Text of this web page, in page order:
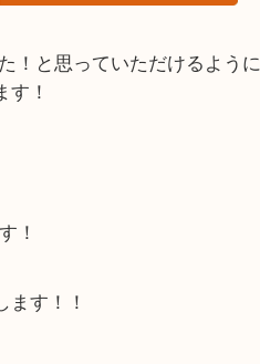
・豊中市